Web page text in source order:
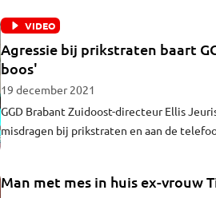
VIDEO
Agressie bij prikstraten baart
boos'
19 december 2021
GGD Brabant Zuidoost-directeur Ellis
misdragen bij prikstraten en aan de
Man met mes in huis ex-vrouw